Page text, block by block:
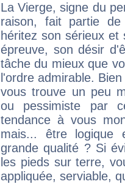
La Vierge, signe du
raison, fait partie
héritez son sérieux
épreuve, son désir
tâche du mieux que
l'ordre admirable.
vous trouve un peu
ou pessimiste par
tendance à vous
mais... être logique
grande qualité ? Si
les pieds sur terre,
appliquée, serviable,